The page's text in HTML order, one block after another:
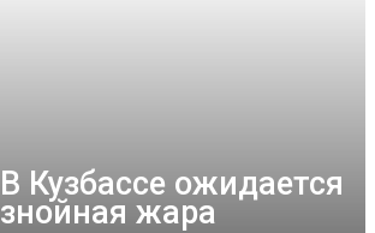
В Кузбассе ожидается
знойная жара